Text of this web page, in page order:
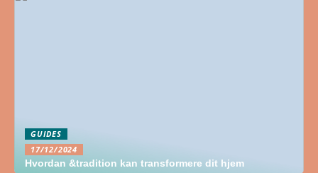
GUIDES
17/12/2024
Hvordan &tradition kan transformere dit hjem